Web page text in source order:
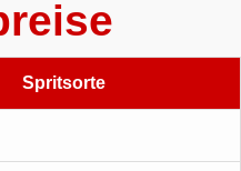
Spritsorte